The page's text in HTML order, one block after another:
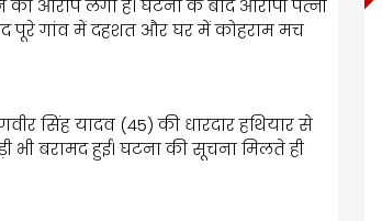
आरोप लगा है। घटना के बाद आरोपी पत्नी
पूरे गांव में दहशत और घर में कोहराम मच
सिंह यादव (45) की धारदार हथियार से
बरामद हुई। घटना की सूचना मिलते ही